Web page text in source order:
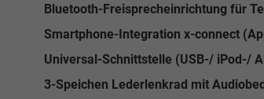
Bluetooth-Freisprecheinrichtung für
Smartphone-Integration x-connect
Universal-Schnittstelle (USB-/ iPod-/
3-Speichen Lederlenkrad mit